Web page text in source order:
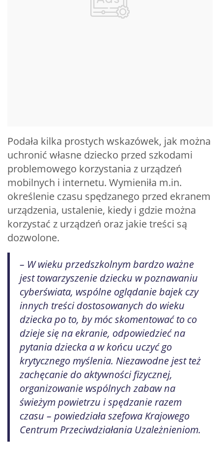
Podała kilka prostych wskazówek, jak można
uchronić własne dziecko przed szkodami
problemowego korzystania z urządzeń
mobilnych i internetu. Wymieniła m.in.
określenie czasu spędzanego przed ekranem
urządzenia, ustalenie, kiedy i gdzie można
korzystać z urządzeń oraz jakie treści są
dozwolone.
– W wieku przedszkolnym bardzo ważne
jest towarzyszenie dziecku w poznawaniu
cyberświata, wspólne oglądanie bajek czy
innych treści dostosowanych do wieku
dziecka po to, by móc skomentować to co
dzieje się na ekranie, odpowiedzieć na
pytania dziecka a w końcu uczyć go
krytycznego myślenia. Niezawodne jest też
zachęcanie do aktywności fizycznej,
organizowanie wspólnych zabaw na
świeżym powietrzu i spędzanie razem
czasu – powiedziała szefowa Krajowego
Centrum Przeciwdziałania Uzależnieniom.